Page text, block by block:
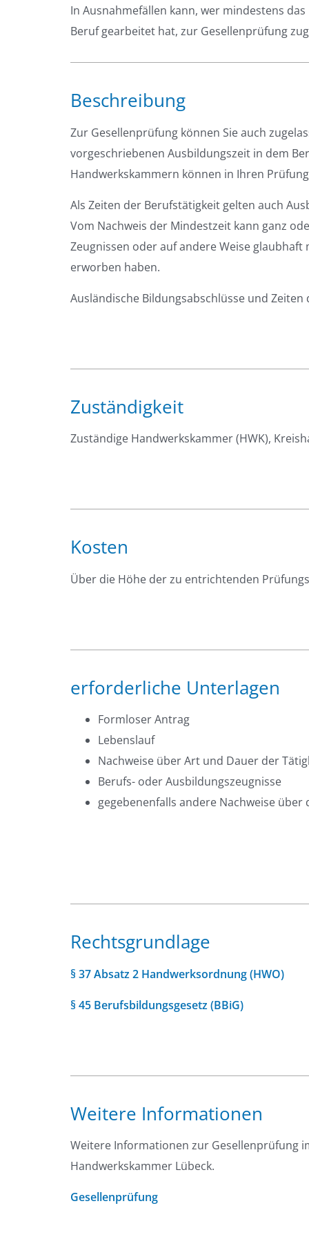
In Ausnahmefällen kann, wer mindestens
Beruf gearbeitet hat, zur Gesellenprüfung
Beschreibung
Zur Gesellenprüfung können Sie auch
vorgeschriebenen Ausbildungszeit in dem
Handwerkskammern können in Ihren
Als Zeiten der Berufstätigkeit gelten auch
Vom Nachweis der Mindestzeit kann ganz
Zeugnissen oder auf andere Weise
erworben haben.
Ausländische Bildungsabschlüsse und
Zuständigkeit
Zuständige Handwerkskammer (HWK),
Kosten
Über die Höhe der zu entrichtenden
erforderliche Unterlagen
Formloser Antrag
Lebenslauf
Nachweise über Art und Dauer der
Berufs- oder Ausbildungszeugnisse
gegebenenfalls andere Nachweise
Rechtsgrundlage
§ 37 Absatz 2 Handwerksordnung (HWO)
§ 45 Berufsbildungsgesetz (BBiG)
Weitere Informationen
Weitere Informationen zur Gesellenprüfung
Handwerkskammer Lübeck.
Gesellenprüfung